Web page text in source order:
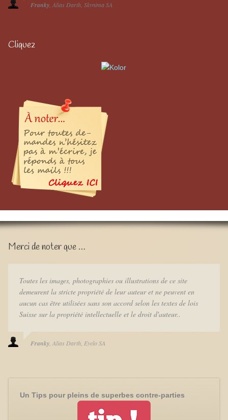
Franky Alias Darth Skynima SA
Cliquez
Merci de noter que …
Toutes les images, photographies ou illustrations de ce site
demeurent la stricte propriété de leur auteur et ne peuvent en
aucun cas être utilisées sans son accord selon les textes de lois
Suisse sur la propriété intellectuelle et le droit d'auteur..
Franky Alias Darth Eyelo SA
Un Tips pour pleins de superbes contre-parties